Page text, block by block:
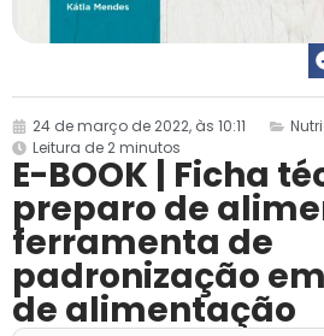
24 de março de 2022, às 10:11
Leitura de 2 minutos
E-BOOK | Ficha
preparo de
ferramenta de
padronização
de alimentação